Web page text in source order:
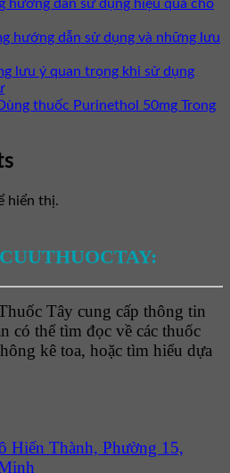
hướng dẫn sử dụng hiệu quả cho
hướng dẫn sử dụng và những lưu
lưu ý quan trọng khi sử dụng
thuốc Purinethol 50mg Trong
hiển thị.
Tây cung cấp thông tin
có thể tìm đọc về các thuốc
kê toa, hoặc tìm hiểu dựa
Hiến Thành, Phường 15,